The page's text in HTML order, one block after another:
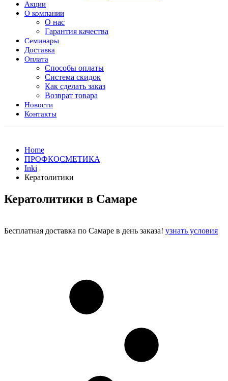
Акции
О компании
О нас
Гарантия качества
Семинары
Доставка
Оплата
Способы оплаты
Система скидок
Как сделать заказ
Возврат товара
Новости
Контакты
Home
ПРОФКОСМЕТИКА
Inki
Кератолитики
Кератолитики в Самаре
Бесплатная доставка по Самаре в день заказа! узнать условия